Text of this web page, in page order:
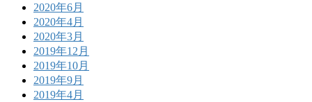
2020年6月
2020年4月
2020年3月
2019年12月
2019年10月
2019年9月
2019年4月